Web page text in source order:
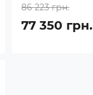
86 223 грн.
77 350 грн.